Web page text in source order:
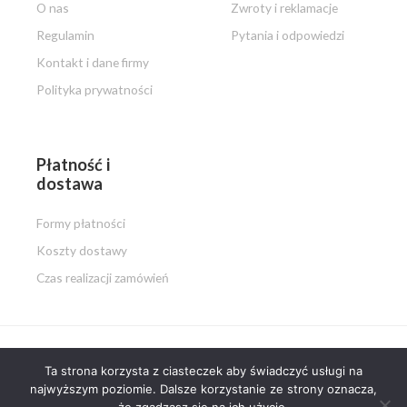
O nas
Regulamin
Kontakt i dane firmy
Polityka prywatności
Zwroty i reklamacje
Pytania i odpowiedzi
Płatność i
dostawa
Formy płatności
Koszty dostawy
Czas realizacji zamówień
Copyright © 2026 PISZ i MALUJ.pl
Ta strona korzysta z ciasteczek aby świadczyć usługi na
najwyższym poziomie. Dalsze korzystanie ze strony oznacza,